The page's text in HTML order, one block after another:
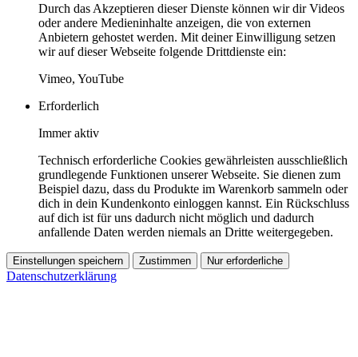
Durch das Akzeptieren dieser Dienste können wir dir Videos
oder andere Medieninhalte anzeigen, die von externen
Anbietern gehostet werden. Mit deiner Einwilligung setzen
wir auf dieser Webseite folgende Drittdienste ein:
Vimeo, YouTube
Erforderlich
Immer aktiv
Technisch erforderliche Cookies gewährleisten ausschließlich
grundlegende Funktionen unserer Webseite. Sie dienen zum
Beispiel dazu, dass du Produkte im Warenkorb sammeln oder
dich in dein Kundenkonto einloggen kannst. Ein Rückschluss
auf dich ist für uns dadurch nicht möglich und dadurch
anfallende Daten werden niemals an Dritte weitergegeben.
Einstellungen speichern Zustimmen Nur erforderliche
Datenschutzerklärung